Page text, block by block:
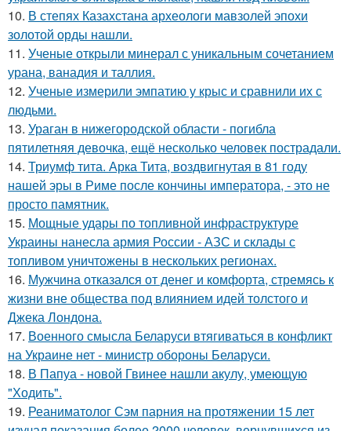
10. В степях Казахстана археологи мавзолей эпохи
золотой орды нашли.
11. Ученые открыли минерал с уникальным сочетанием
урана, ванадия и таллия.
12. Ученые измерили эмпатию у крыс и сравнили их с
людьми.
13. Ураган в нижегородской области - погибла
пятилетняя девочка, ещё несколько человек пострадали.
14. Триумф тита. Арка Тита, воздвигнутая в 81 году
нашей эры в Риме после кончины императора, - это не
просто памятник.
15. Мощные удары по топливной инфраструктуре
Украины нанесла армия России - АЗС и склады с
топливом уничтожены в нескольких регионах.
16. Мужчина отказался от денег и комфорта, стремясь к
жизни вне общества под влиянием идей толстого и
Джека Лондона.
17. Военного смысла Беларуси втягиваться в конфликт
на Украине нет - министр обороны Беларуси.
18. В Папуа - новой Гвинее нашли акулу, умеющую
"Ходить".
19. Реаниматолог Сэм парния на протяжении 15 лет